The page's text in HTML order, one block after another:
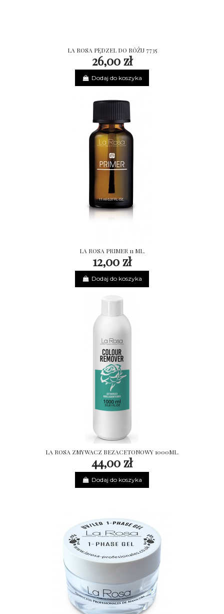
LA ROSA PĘDZEL DO RÓŻU 7735
26,00 zł
Dodaj do koszyka
LA ROSA PRIMER 11 ML.
12,00 zł
Dodaj do koszyka
LA ROSA ZMYWACZ BEZACETONOWY 1000ML.
44,00 zł
Dodaj do koszyka